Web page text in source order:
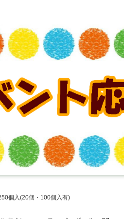
個入(20個・100個入有)